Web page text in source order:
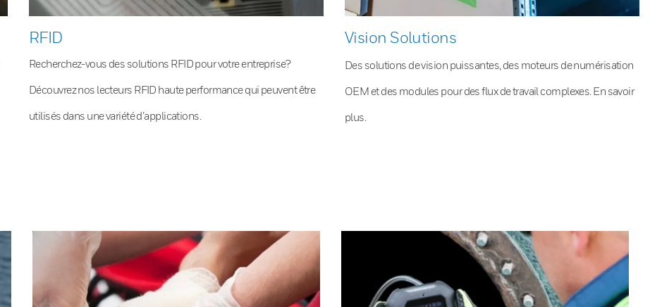
RFID
Recherchez-vous des solutions RFID pour votre entreprise?
Découvrez nos lecteurs RFID haute performance qui peuvent être
utilisés dans une variété d’applications.
Vision Solutions
Des solutions de vision puissantes, des moteurs de numérisation
OEM et des modules pour des flux de travail complexes. En savoir
plus.